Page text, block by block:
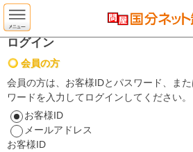
ログイン
会員の方
会員の方は、お客様IDとパスワード、ま
ワードを入力してログインしてください。
お客様ID
メールアドレス
お客様ID